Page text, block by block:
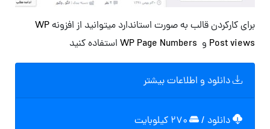
برای کارکردن قالب به صورت استاندارد میتوانید از افزونهWP
Post views و WP Page Numbers استفاده کنید
دانلود و اطلاعات بیشتر
دانلود /